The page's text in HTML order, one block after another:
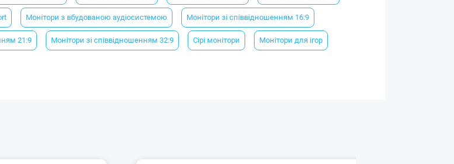
Монітори з вбудованою аудіосистемою Монітори зі співвідношенням 16:9
21:9 Монітори зі співвідношенням 32:9 Сірі монітори Монітори для ігор